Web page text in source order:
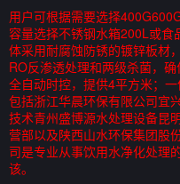
用户可根据需要选择
容量选择不锈钢水箱200L或
体采用耐腐蚀防锈的镀锌板材
RO反渗透处理和两级杀菌，
全自动时控，提供4平方米；
包括浙江华晨环保有限公司宜
技术青州盛博源水处理设备昆
营部以及陕西山水环保集团股
司是专业从事饮用水净化处理
该。